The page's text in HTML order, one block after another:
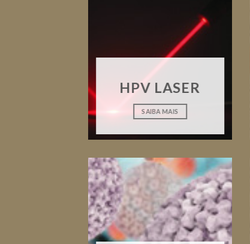
HPV LASER
SAIBA MAIS